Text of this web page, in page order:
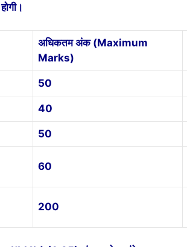
अधिकतम अंक (Maximum
Marks)
50
40
50
60
200